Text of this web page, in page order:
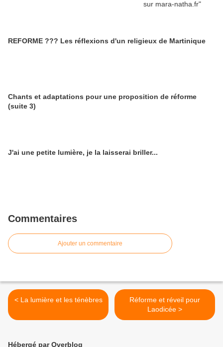
REFORME ??? Les réflexions d'un religieux de Martinique
Chants et adaptations pour une proposition de réforme
(suite 3)
J'ai une petite lumière, je la laisserai briller...
Commentaires
Ajouter un commentaire
< La lumière et les ténèbres
Réforme et réveil pour
Laodicée >
Hébergé par Overblog